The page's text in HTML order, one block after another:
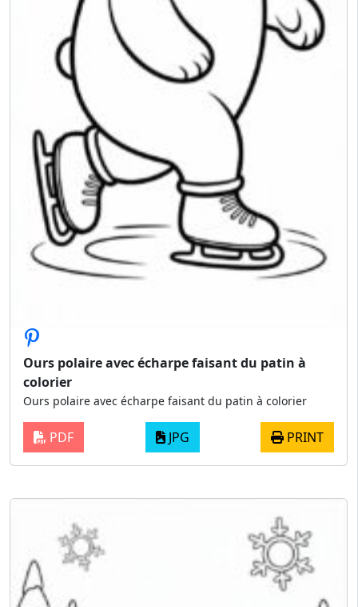
Ours polaire avec écharpe faisant du patin à
colorier
Ours polaire avec écharpe faisant du patin à colorier
PDF JPG PRINT